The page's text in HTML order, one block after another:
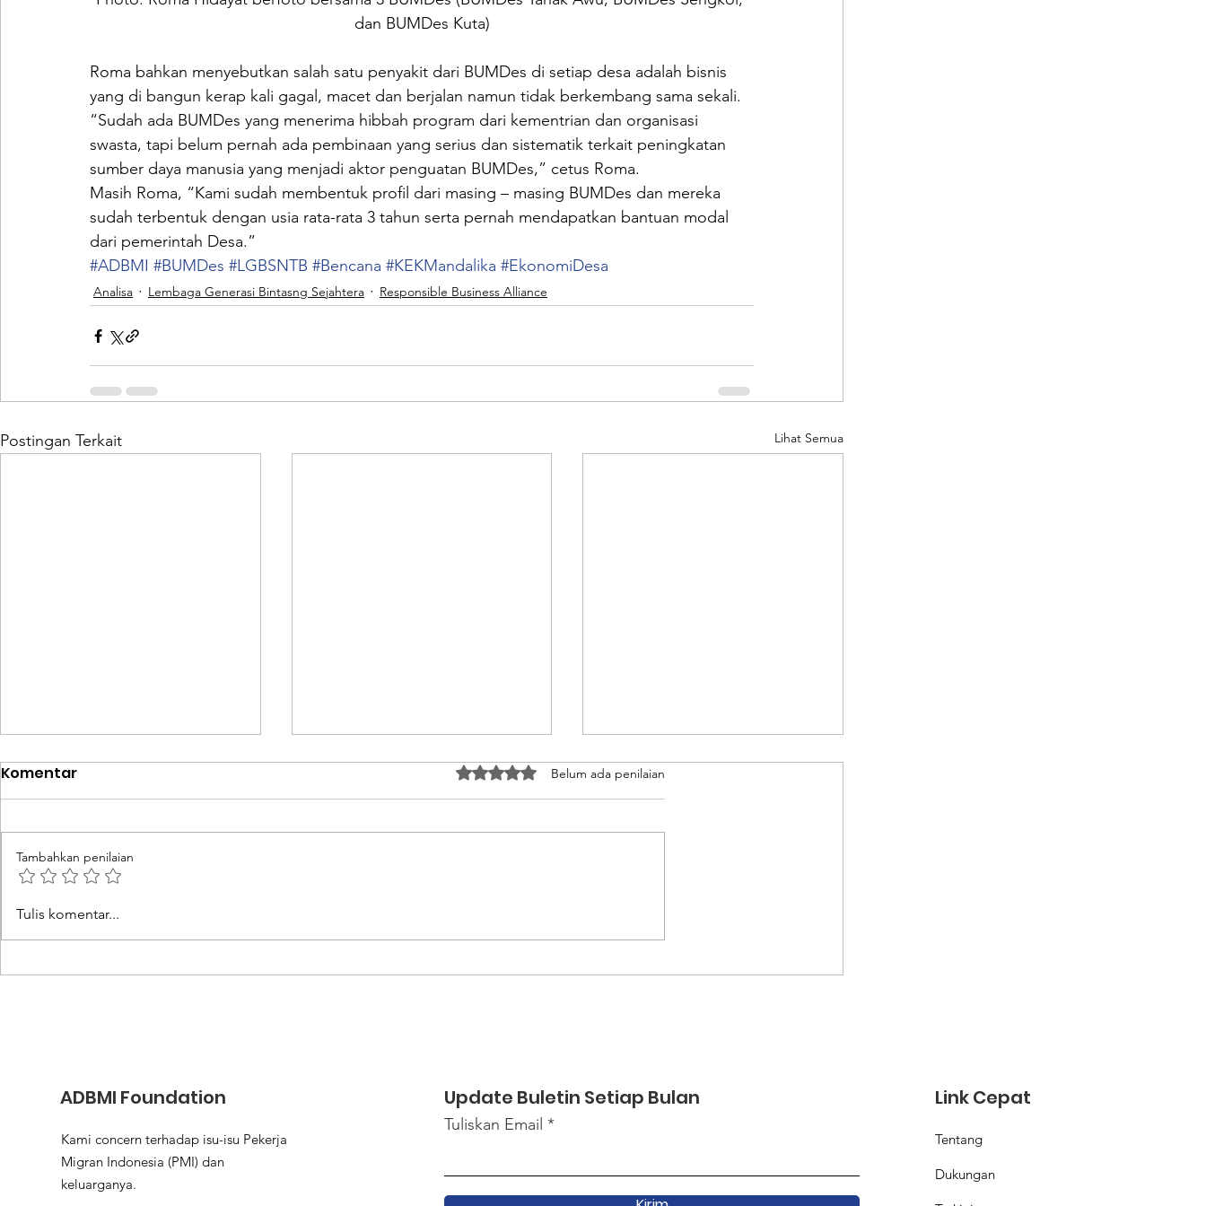
dan BUMDes Kuta)
Roma bahkan menyebutkan salah satu penyakit dari BUMDes di setiap desa adalah bisnis
yang di bangun kerap kali gagal, macet dan berjalan namun tidak berkembang sama sekali.
“Sudah ada BUMDes yang menerima hibbah program dari kementrian dan organisasi
swasta, tapi belum pernah ada pembinaan yang serius dan sistematik terkait peningkatan
sumber daya manusia yang menjadi aktor penguatan BUMDes,” cetus Roma.
Masih Roma, “Kami sudah membentuk profil dari masing – masing BUMDes dan mereka
sudah terbentuk dengan usia rata-rata 3 tahun serta pernah mendapatkan bantuan modal
dari pemerintah Desa.”
#ADBMI #BUMDes #LGBSNTB #Bencana #KEKMandalika #EkonomiDesa
Analisa Lembaga Generasi Bintasng Sejahtera Responsible Business Alliance
Postingan Terkait Lihat Semua
Doro Kadindi dan
Ancaman Kekeringan
Jangan Menarik Pajak
Anyaman Bambu
Komentar Dinilai 0 dari 5 bintang.
Belum ada penilaian
Tambahkan penilaian
Tulis komentar...
ADBMI Foundation
Kami concern terhadap isu-isu Pekerja
Migran Indonesia (PMI) dan
keluarganya.
Update Buletin Setiap Bulan
Tuliskan Email
Link Cepat
Tentang
Dukungan